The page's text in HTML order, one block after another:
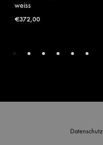
weiss
€372,00
Datenschutz